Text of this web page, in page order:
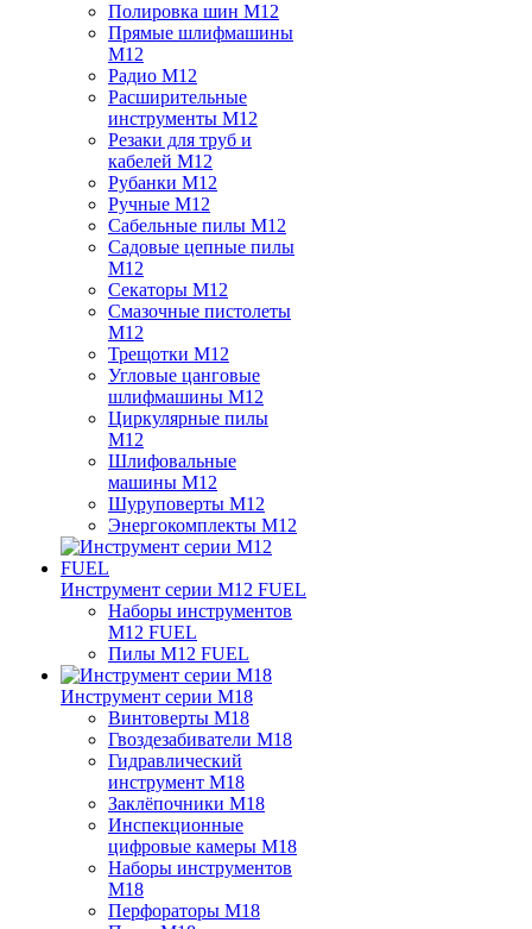
Полировка шин M12
Прямые шлифмашины
M12
Радио M12
Расширительные
инструменты M12
Резаки для труб и
кабелей M12
Рубанки M12
Ручные M12
Сабельные пилы M12
Садовые цепные пилы
M12
Секаторы M12
Смазочные пистолеты
M12
Трещотки M12
Угловые цанговые
шлифмашины M12
Циркулярные пилы
M12
Шлифовальные
машины M12
Шуруповерты M12
Энергокомплекты M12
Инструмент серии M12 FUEL
Наборы инструментов
M12 FUEL
Пилы M12 FUEL
Инструмент серии M18
Винтоверты M18
Гвоздезабиватели M18
Гидравлический
инструмент M18
Заклёпочники M18
Инспекционные
цифровые камеры M18
Наборы инструментов
M18
Перфораторы M18